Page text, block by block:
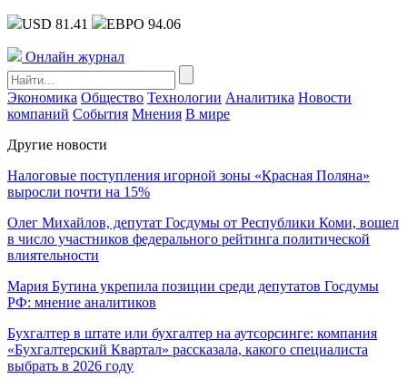
USD 81.41 ЕВРО 94.06
Онлайн журнал
Экономика Общество Технологии Аналитика Новости
компаний События Мнения В мире
Другие новости
Налоговые поступления игорной зоны «Красная Поляна»
выросли почти на 15%
Олег Михайлов, депутат Госдумы от Республики Коми, вошел
в число участников федерального рейтинга политической
влиятельности
Мария Бутина укрепила позиции среди депутатов Госдумы
РФ: мнение аналитиков
Бухгалтер в штате или бухгалтер на аутсорсинге: компания
«Бухгалтерский Квартал» рассказала, какого специалиста
выбрать в 2026 году